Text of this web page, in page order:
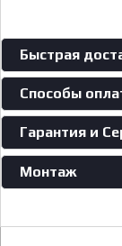
Быстрая
Способы
Гарантия и
Монтаж